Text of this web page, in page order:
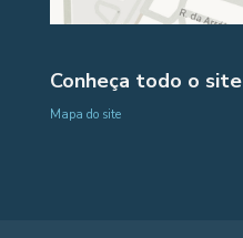
Conheça todo o site
Mapa do site